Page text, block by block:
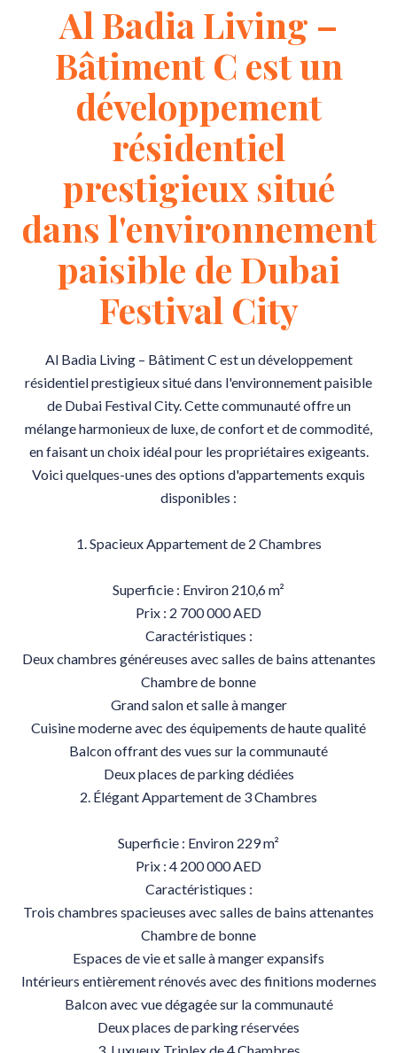
Al Badia Living –
Bâtiment C est un
développement
résidentiel
prestigieux situé
dans l'environnement
paisible de Dubai
Festival City
Al Badia Living – Bâtiment C est un développement
résidentiel prestigieux situé dans l'environnement paisible
de Dubai Festival City. Cette communauté offre un
mélange harmonieux de luxe, de confort et de commodité,
en faisant un choix idéal pour les propriétaires exigeants.
Voici quelques-unes des options d'appartements exquis
disponibles :
1. Spacieux Appartement de 2 Chambres
Superficie : Environ 210,6 m²
Prix : 2 700 000 AED
Caractéristiques :
Deux chambres généreuses avec salles de bains attenantes
Chambre de bonne
Grand salon et salle à manger
Cuisine moderne avec des équipements de haute qualité
Balcon offrant des vues sur la communauté
Deux places de parking dédiées
2. Élégant Appartement de 3 Chambres
Superficie : Environ 229 m²
Prix : 4 200 000 AED
Caractéristiques :
Trois chambres spacieuses avec salles de bains attenantes
Chambre de bonne
Espaces de vie et salle à manger expansifs
Intérieurs entièrement rénovés avec des finitions modernes
Balcon avec vue dégagée sur la communauté
Deux places de parking réservées